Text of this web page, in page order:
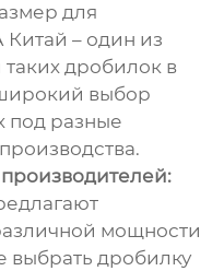
для
– один из
дробилок в
выбор
под разные
мощности
выбрать дробилку